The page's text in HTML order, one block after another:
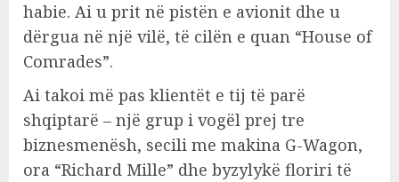
habie. Ai u prit në pistën e avionit dhe u
dërgua në një vilë, të cilën e quan “House of
Comrades”.
Ai takoi më pas klientët e tij të parë
shqiptarë – një grup i vogël prej tre
biznesmenësh, secili me makina G-Wagon,
ora “Richard Mille” dhe byzylykë floriri të